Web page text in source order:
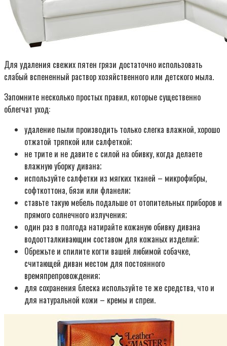
Для удаления свежих пятен грязи достаточно использовать
слабый вспененный раствор хозяйственного или детского мыла.
Запомните несколько простых правил, которые существенно
облегчат уход:
удаление пыли производить только слегка влажной, хорошо
отжатой тряпкой или салфеткой;
не трите и не давите с силой на обивку, когда делаете
влажную уборку дивана;
используйте салфетки из мягких тканей – микрофибры,
софткоттона, бязи или фланели;
ставьте такую мебель подальше от отопительных приборов и
прямого солнечного излучения;
один раз в полгода натирайте кожаную обивку дивана
водоотталкивающим составом для кожаных изделий;
Обрежьте и спилите когти вашей любимой собачке,
считающей диван местом для постоянного
времяпрепровождения;
для сохранения блеска используйте те же средства, что и
для натуральной кожи – кремы и спреи.